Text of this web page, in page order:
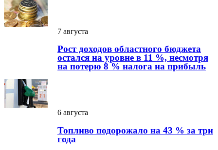
7 августа
Рост доходов областного бюджета
остался на уровне в 11 %, несмотря
на потерю 8 % налога на прибыль
6 августа
Топливо подорожало на 43 % за три
года